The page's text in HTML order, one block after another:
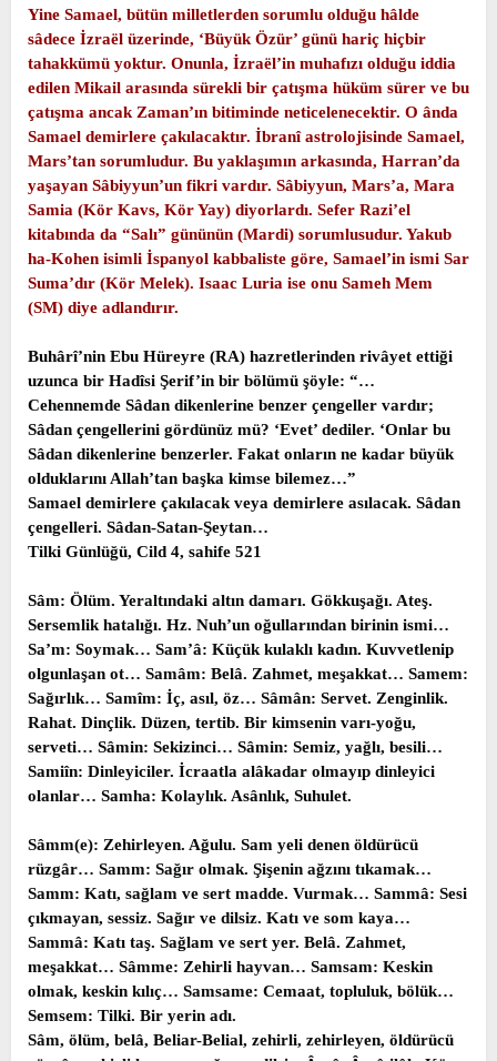
Yine Samael, bütün milletlerden sorumlu olduğu hâlde
sâdece İzraël üzerinde, ‘Büyük Özür’ günü hariç hiçbir
tahakkümü yoktur. Onunla, İzraël’in muhafızı olduğu iddia
edilen Mikail arasında sürekli bir çatışma hüküm sürer ve bu
çatışma ancak Zaman’ın bitiminde neticelenecektir. O ânda
Samael demirlere çakılacaktır. İbranî astrolojisinde Samael,
Mars’tan sorumludur. Bu yaklaşımın arkasında, Harran’da
yaşayan Sâbiyyun’un fikri vardır. Sâbiyyun, Mars’a, Mara
Samia (Kör Kavs, Kör Yay) diyorlardı. Sefer Razi’el
kitabında da “Salı” gününün (Mardi) sorumlusudur. Yakub
ha-Kohen isimli İspanyol kabbaliste göre, Samael’in ismi Sar
Suma’dır (Kör Melek). Isaac Luria ise onu Sameh Mem
(SM) diye adlandırır.
Buhârî’nin Ebu Hüreyre (RA) hazretlerinden rivâyet ettiği
uzunca bir Hadîsi Şerif’in bir bölümü şöyle: “…
Cehennemde Sâdan dikenlerine benzer çengeller vardır;
Sâdan çengellerini gördünüz mü? ‘Evet’ dediler. ‘Onlar bu
Sâdan dikenlerine benzerler. Fakat onların ne kadar büyük
olduklarını Allah’tan başka kimse bilemez…”
Samael demirlere çakılacak veya demirlere asılacak. Sâdan
çengelleri. Sâdan-Satan-Şeytan…
Tilki Günlüğü, Cild 4, sahife 521
Sâm: Ölüm. Yeraltındaki altın damarı. Gökkuşağı. Ateş.
Sersemlik hatalığı. Hz. Nuh’un oğullarından birinin ismi…
Sa’m: Soymak… Sam’â: Küçük kulaklı kadın. Kuvvetlenip
olgunlaşan ot… Samâm: Belâ. Zahmet, meşakkat… Samem:
Sağırlık… Samîm: İç, asıl, öz… Sâmân: Servet. Zenginlik.
Rahat. Dinçlik. Düzen, tertib. Bir kimsenin varı-yoğu,
serveti… Sâmin: Sekizinci… Sâmin: Semiz, yağlı, besili…
Samiîn: Dinleyiciler. İcraatla alâkadar olmayıp dinleyici
olanlar… Samha: Kolaylık. Asânlık, Suhulet.
Sâmm(e): Zehirleyen. Ağulu. Sam yeli denen öldürücü
rüzgâr… Samm: Sağır olmak. Şişenin ağzını tıkamak…
Samm: Katı, sağlam ve sert madde. Vurmak… Sammâ: Sesi
çıkmayan, sessiz. Sağır ve dilsiz. Katı ve som kaya…
Sammâ: Katı taş. Sağlam ve sert yer. Belâ. Zahmet,
meşakkat… Sâmme: Zehirli hayvan… Samsam: Keskin
olmak, keskin kılıç… Samsame: Cemaat, topluluk, bölük…
Semsem: Tilki. Bir yerin adı.
Sâm, ölüm, belâ, Beliar-Belial, zehirli, zehirleyen, öldürücü